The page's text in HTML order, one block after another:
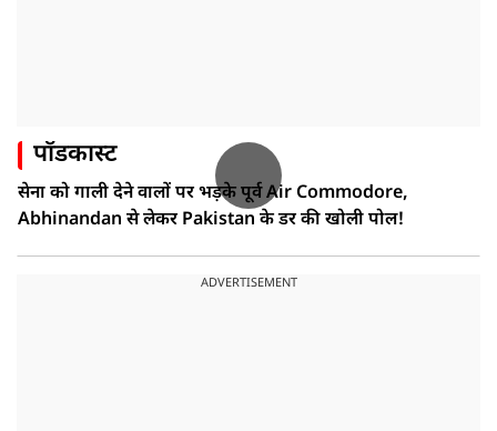
पॉडकास्ट
सेना को गाली देने वालों पर भड़के पूर्व Air Commodore,
Abhinandan से लेकर Pakistan के डर की खोली पोल!
ADVERTISEMENT